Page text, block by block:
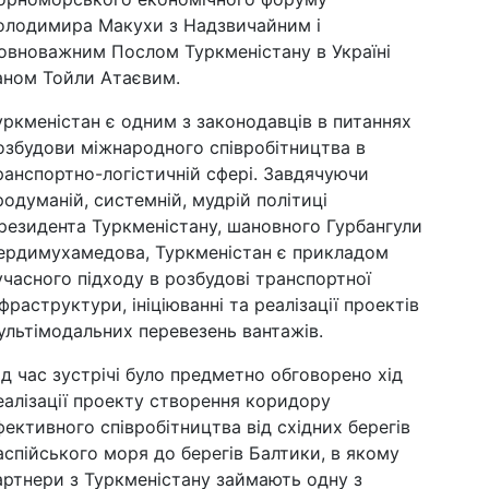
Макухи з Надзвичайним і
Послом Туркменістану в Україні
Тойли Атаєвим.
є одним з законодавців в питаннях
міжнародного співробітництва в
логістичній сфері. Завдячуючи
системній, мудрій політиці
Туркменістану, шановного Гурбангули
Туркменістан є прикладом
підходу в розбудові транспортної
ініціюванні та реалізації проектів
перевезень вантажів.
час зустрічі було предметно обговорено хід
проекту створення коридору
співробітництва від східних берегів
моря до берегів Балтики, в якому
з Туркменістану займають одну з